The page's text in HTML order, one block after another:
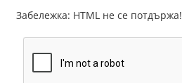
Забележка: HTML не се потдържа!